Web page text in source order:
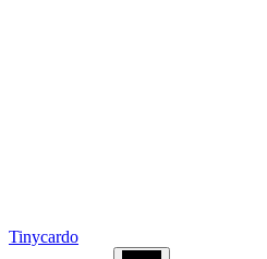
Tinycardo